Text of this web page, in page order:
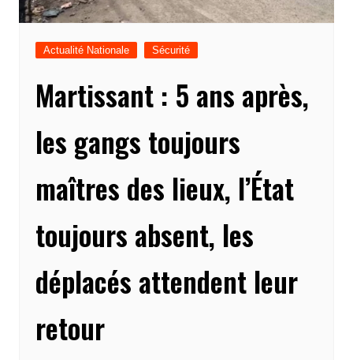
Actualité Nationale Sécurité
Martissant : 5 ans après,
les gangs toujours
maîtres des lieux, l’État
toujours absent, les
déplacés attendent leur
retour